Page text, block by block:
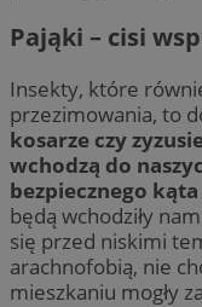
Pająki – cisi
Insekty, które
przezimowania, to
kosarze czy
wchodzą do
bezpiecznego
będą wchodziły
się przed niskimi
arachnofobią, nie
mieszkaniu mogły